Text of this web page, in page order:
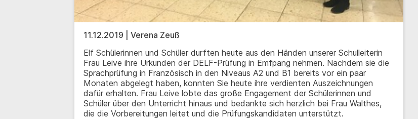
11.12.2019 | Verena Zeuß
Elf Schülerinnen und Schüler durften heute aus den Händen unserer Schulleiterin
Frau Leive ihre Urkunden der DELF-Prüfung in Emfpang nehmen. Nachdem sie die
Sprachprüfung in Französisch in den Niveaus A2 und B1 bereits vor ein paar
Monaten abgelegt haben, konnten Sie heute ihre verdienten Auszeichnungen
dafür erhalten. Frau Leive lobte das große Engagement der Schülerinnen und
Schüler über den Unterricht hinaus und bedankte sich herzlich bei Frau Walthes,
die die Vorbereitungen leitet und die Prüfungskandidaten unterstützt.